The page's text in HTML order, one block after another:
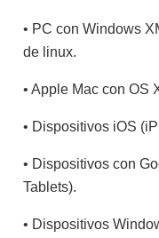
• PC con Windows
de linux.
• Apple Mac con OS
• Dispositivos iOS
• Dispositivos con
Tablets).
• Dispositivos